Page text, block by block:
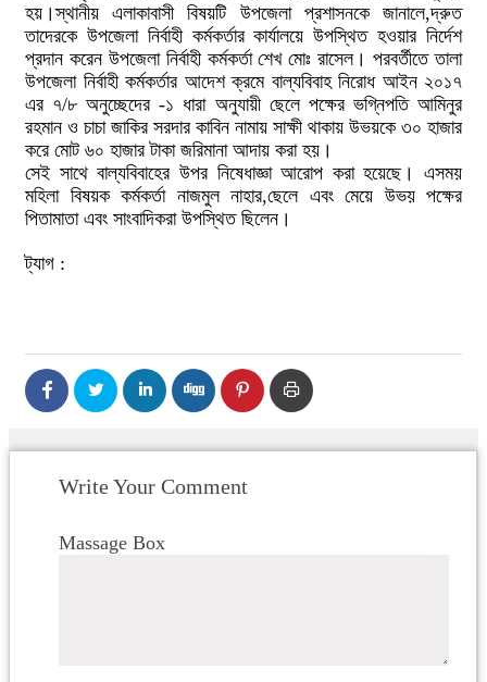
হয়।স্থানীয় এলাকাবাসী বিষয়টি উপজেলা প্রশাসনকে জানালে,দ্রুত
তাদেরকে উপজেলা নির্বাহী কর্মকর্তার কার্যালয়ে উপস্থিত হওয়ার নির্দেশ
প্রদান করেন উপজেলা নির্বাহী কর্মকর্তা শেখ মোঃ রাসেল। পরবর্তীতে তালা
উপজেলা নির্বাহী কর্মকর্তার আদেশ ক্রমে বাল্যবিবাহ নিরোধ আইন ২০১৭
এর ৭/৮ অনুচ্ছেদের -১ ধারা অনুযায়ী ছেলে পক্ষের ভগ্নিপতি আমিনুর
রহমান ও চাচা জাকির সরদার কাবিন নামায় সাক্ষী থাকায় উভয়কে ৩০ হাজার
করে মোট ৬০ হাজার টাকা জরিমানা আদায় করা হয়।
সেই সাথে বাল্যবিবাহের উপর নিষেধাজ্ঞা আরোপ করা হয়েছে। এসময়
মহিলা বিষয়ক কর্মকর্তা নাজমুল নাহার,ছেলে এবং মেয়ে উভয় পক্ষের
পিতামাতা এবং সাংবাদিকরা উপস্থিত ছিলেন।
ট্যাগ :
Write Your Comment
Massage Box